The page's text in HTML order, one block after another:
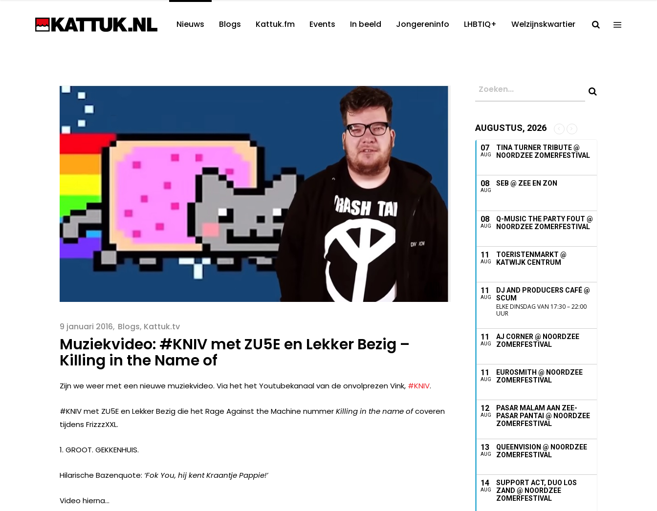
Nieuws Blogs Kattuk.fm Events In beeld Jongereninfo LHBTIQ+ Welzijnskwartier
9 januari 2016 Blogs, Kattuk.tv
Muziekvideo: #KNIV met ZU5E en Lekker Bezig –
Killing in the Name of
Zijn we weer met een nieuwe muziekvideo. Via het het Youtubekanaal van de onvolprezen Vink, #KNIV.
#KNIV met ZU5E en Lekker Bezig die het Rage Against the Machine nummerKilling in the name ofcoveren
tijdens FrizzzXXL.
1. GROOT. GEKKENHUIS.
Hilarische Bazenquote: ‘Fok You, hij kent Kraantje Pappie!’
Video hierna…
AUGUSTUS, 2026
07
AUG
TINA TURNER TRIBUTE @
NOORDZEE ZOMERFESTIVAL
08
AUG
SEB @ ZEE EN ZON
08
AUG
Q-MUSIC THE PARTY FOUT @
NOORDZEE ZOMERFESTIVAL
11
AUG
TOERISTENMARKT @
KATWIJK CENTRUM
11
AUG
DJ AND PRODUCERS CAFÉ @
SCUM
ELKE DINSDAG VAN 17:30 – 22:00
UUR
11
AUG
AJ CORNER @ NOORDZEE
ZOMERFESTIVAL
11
AUG
EUROSMITH @ NOORDZEE
ZOMERFESTIVAL
12
AUG
PASAR MALAM AAN ZEE-
PASAR PANTAI @ NOORDZEE
ZOMERFESTIVAL
13
AUG
QUEENVISION @ NOORDZEE
ZOMERFESTIVAL
14
AUG
SUPPORT ACT, DUO LOS
ZAND @ NOORDZEE
ZOMERFESTIVAL